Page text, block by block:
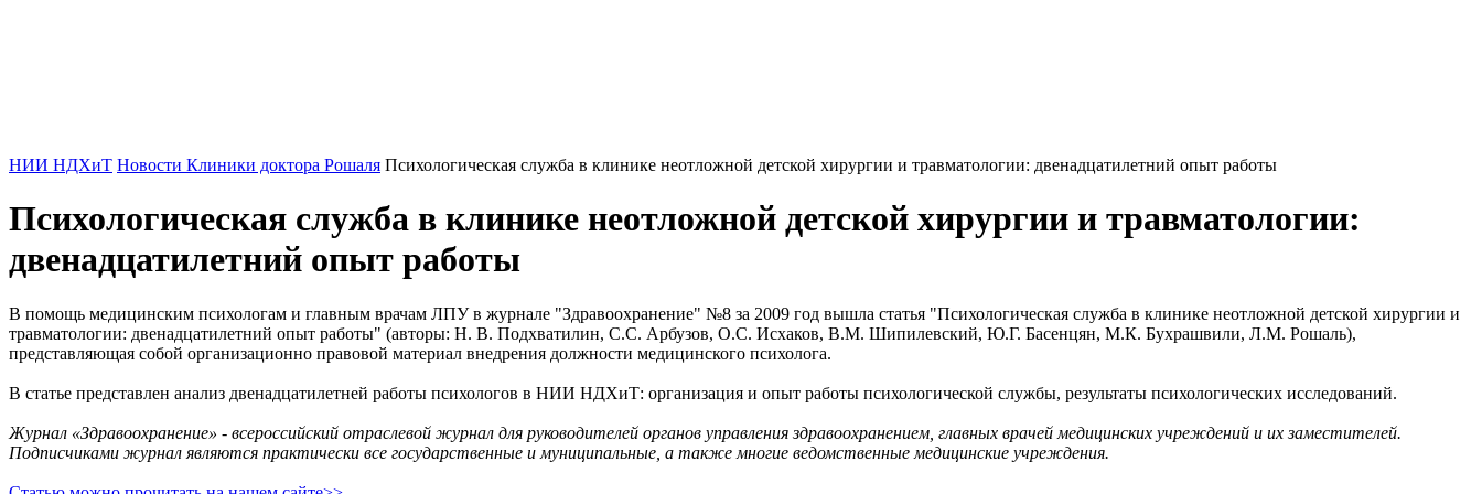
НИИ НДХиТ Новости Клиники доктора Рошаля Психологическая служба в клинике неотложной детской хирургии и травматологии: двенадцатилетний опыт работы
Психологическая служба в клинике неотложной детской хирургии и травматологии:
двенадцатилетний опыт работы
В помощь медицинским психологам и главным врачам ЛПУ в журнале "Здравоохранение" №8 за 2009 год вышла статья "Психологическая служба в клинике неотложной детской хирургии и
травматологии: двенадцатилетний опыт работы" (авторы: Н. В. Подхватилин, С.С. Арбузов, О.С. Исхаков, В.М. Шипилевский, Ю.Г. Басенцян, М.К. Бухрашвили, Л.М. Рошаль),
представляющая собой организационно правовой материал внедрения должности медицинского психолога.
В статье представлен анализ двенадцатилетней работы психологов в НИИ НДХиТ: организация и опыт работы психологической службы, результаты психологических исследований.
Журнал «Здравоохранение» - всероссийский отраслевой журнал для руководителей органов управления здравоохранением, главных врачей медицинских учреждений и их заместителей.
Подписчиками журнал являются практически все государственные и муниципальные, а также многие ведомственные медицинские учреждения.